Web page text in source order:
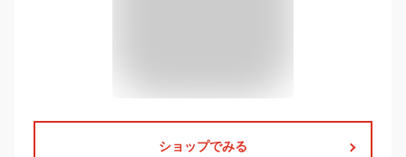
ショップでみる